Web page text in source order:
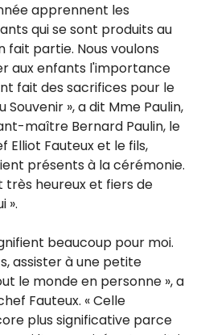
apprennent les
qui se sont produits au
fait partie. Nous voulons
aux enfants l'importance
fait des sacrifices pour le
Souvenir », a dit Mme Paulin,
maître Bernard Paulin, le
Fauteux et le fils,
présents à la cérémonie.
très heureux et fiers de
».
beaucoup pour moi.
assister à une petite
le monde en personne », a
Fauteux. « Celle
plus significative parce